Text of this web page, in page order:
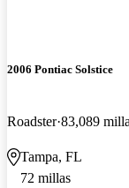
2006 Pontiac Solstice
Roadster 83,089
Tampa, FL
72 millas